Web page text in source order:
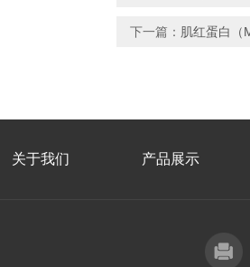
下一篇： 肌红蛋白（
关于我们 产品展示